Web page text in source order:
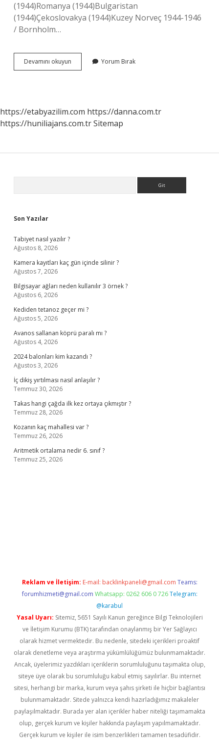
(1944)Romanya (1944)Bulgaristan
(1944)Çekoslovakya (1944)Kuzey Norveç 1944-1946
/ Bornholm…
Devamını okuyun Sovyetler
Afganistani
Yorum Bırak
https://etabyazilim.com https://danna.com.tr
https://huniliajans.com.trSitemap
Son Yazılar
Tabiyet nasıl yazılır ?
Ağustos 8, 2026
Kamera kayıtları kaç gün içinde silinir ?
Ağustos 7, 2026
Bilgisayar ağları neden kullanılır 3 örnek ?
Ağustos 6, 2026
Kediden tetanoz geçer mi ?
Ağustos 5, 2026
Avanos sallanan köprü paralı mı ?
Ağustos 4, 2026
2024 balonları kim kazandı ?
Ağustos 3, 2026
İç dikiş yırtılması nasıl anlaşılır ?
Temmuz 30, 2026
Takas hangi çağda ilk kez ortaya çıkmıştır ?
Temmuz 28, 2026
Kozanın kaç mahallesi var ?
Temmuz 26, 2026
Aritmetik ortalama nedir 6. sınıf ?
Temmuz 25, 2026
Reklam ve İletişim: E-mail: backlinkpaneli@gmail.com Teams:
forumhizmeti@gmail.com Whatsapp: 0262 606 0 726 Telegram:
@karabul
Yasal Uyarı: Sitemiz, 5651 Sayılı Kanun gereğince Bilgi Teknolojileri
ve İletişim Kurumu (BTK) tarafından onaylanmış bir Yer Sağlayıcı
olarak hizmet vermektedir. Bu nedenle, sitedeki içerikleri proaktif
olarak denetleme veya araştırma yükümlülüğümüz bulunmamaktadır.
Ancak, üyelerimiz yazdıkları içeriklerin sorumluluğunu taşımakta olup,
siteye üye olarak bu sorumluluğu kabul etmiş sayılırlar. Bu internet
sitesi, herhangi bir marka, kurum veya şahıs şirketi ile hiçbir bağlantısı
bulunmamaktadır. Sitede yalnızca kendi hazırladığımız makaleler
paylaşılmaktadır. Burada yer alan içerikler haber niteliği taşımamakta
olup, gerçek kurum ve kişiler hakkında paylaşım yapılmamaktadır.
Gerçek kurum ve kişiler ile isim benzerlikleri tamamen tesadüfidir.